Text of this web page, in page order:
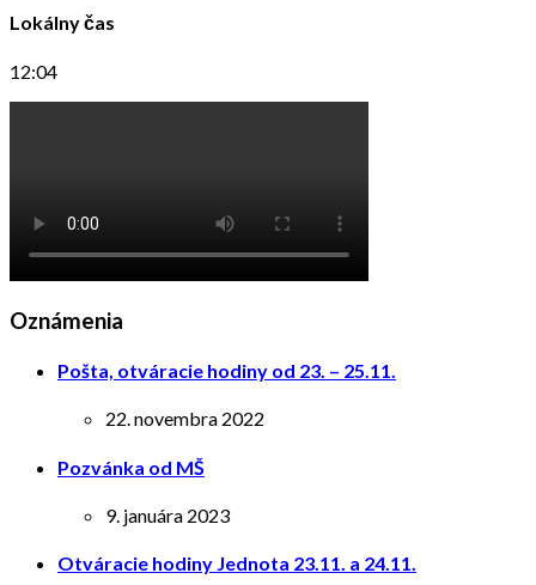
Lokálny čas
12:04
Oznámenia
Pošta, otváracie hodiny od 23. – 25.11.
22. novembra 2022
Pozvánka od MŠ
9. januára 2023
Otváracie hodiny Jednota 23.11. a 24.11.